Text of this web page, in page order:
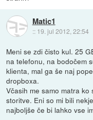
Matic1
:: 19. jul 2012, 22:54
Meni se zdi čisto kul. 25
na telefonu, na bodočem
klienta, mal ga še naj
dropboxa.
Včasih me samo matra
storitve. Eni so mi bili
najboljše če bi lahko vse